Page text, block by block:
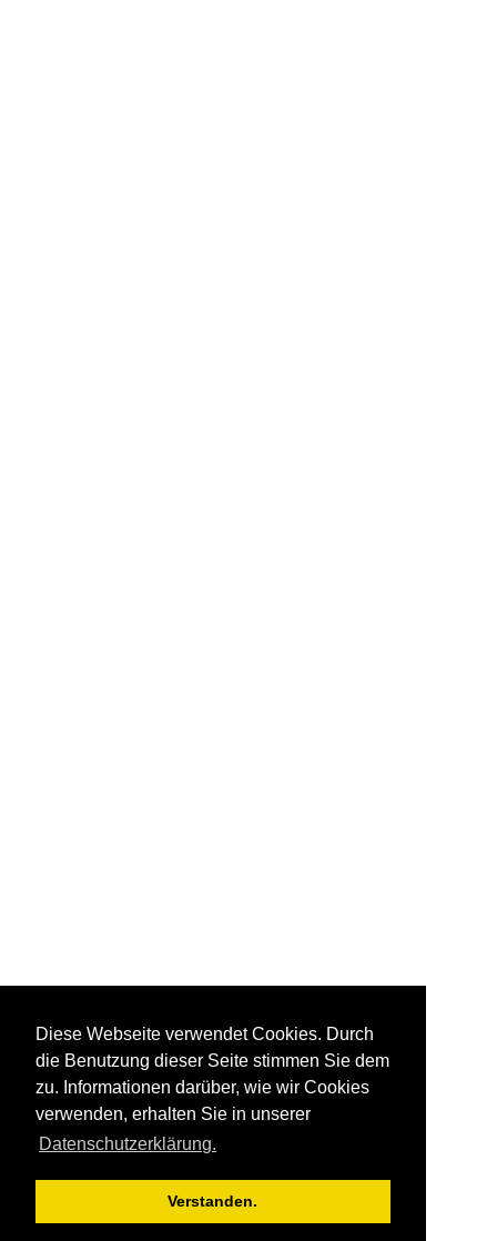
Diese Webseite verwendet Cookies. Durch
die Benutzung dieser Seite stimmen Sie dem
zu. Informationen darüber, wie wir Cookies
verwenden, erhalten Sie in unserer
Datenschutzerklärung.
Verstanden.